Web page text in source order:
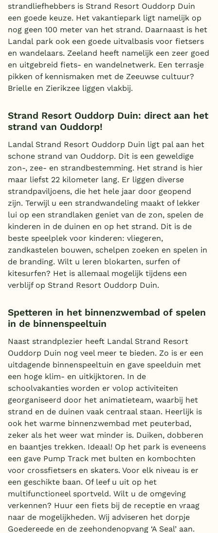
strandliefhebbers is Strand Resort Ouddorp Duin
een goede keuze. Het vakantiepark ligt namelijk op
nog geen 100 meter van het strand. Daarnaast is het
Landal park ook een goede uitvalbasis voor fietsers
en wandelaars. Zeeland heeft namelijk een zeer goed
en uitgebreid fiets- en wandelnetwerk. Een terrasje
pikken of kennismaken met de Zeeuwse cultuur?
Brielle en Zierikzee liggen vlakbij.
Strand Resort Ouddorp Duin: direct aan het
strand van Ouddorp!
Landal Strand Resort Ouddorp Duin ligt pal aan het
schone strand van Ouddorp. Dit is een geweldige
zon-, zee- en strandbestemming. Het strand is hier
maar liefst 22 kilometer lang. Er liggen diverse
strandpaviljoens, die het hele jaar door geopend
zijn. Terwijl u een strandwandeling maakt of lekker
lui op een strandlaken geniet van de zon, spelen de
kinderen in de duinen en op het strand. Dit is de
beste speelplek voor kinderen: vliegeren,
zandkastelen bouwen, schelpen zoeken en spelen in
de branding. Wilt u leren blokarten, surfen of
kitesurfen? Het is allemaal mogelijk tijdens een
verblijf op Strand Resort Ouddorp Duin.
Spetteren in het binnenzwembad of spelen
in de binnenspeeltuin
Naast strandplezier heeft Landal Strand Resort
Ouddorp Duin nog veel meer te bieden. Zo is er een
uitdagende binnenspeeltuin en gave speelduin met
een hoge klim- en uitkijktoren. In de
schoolvakanties worden er volop activiteiten
georganiseerd door het animatieteam, waarbij het
strand en de duinen vaak centraal staan. Heerlijk is
ook het warme binnenzwembad met peuterbad,
zeker als het weer wat minder is. Duiken, dobberen
en baantjes trekken. Ideaal! Op het park is eveneens
een gave Pump Track met bulten en kombochten
voor crossfietsers en skaters. Voor elk niveau is er
een geschikte baan. Of leef u uit op het
multifunctioneel sportveld. Wilt u de omgeving
verkennen? Huur een fiets bij de receptie en vraag
naar de mogelijkheden. Wij adviseren het dorpje
Goedereede en de zeehondenopvang ‘A Seal’ aan.